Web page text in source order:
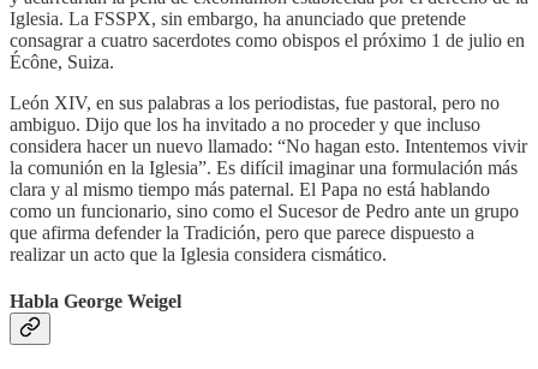
Iglesia. La FSSPX, sin embargo, ha anunciado que pretende
consagrar a cuatro sacerdotes como obispos el próximo 1 de julio en
Écône, Suiza.
León XIV, en sus palabras a los periodistas, fue pastoral, pero no
ambiguo. Dijo que los ha invitado a no proceder y que incluso
considera hacer un nuevo llamado: “No hagan esto. Intentemos vivir
la comunión en la Iglesia”. Es difícil imaginar una formulación más
clara y al mismo tiempo más paternal. El Papa no está hablando
como un funcionario, sino como el Sucesor de Pedro ante un grupo
que afirma defender la Tradición, pero que parece dispuesto a
realizar un acto que la Iglesia considera cismático.
Habla George Weigel